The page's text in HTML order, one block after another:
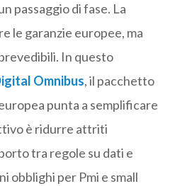
passaggio di fase. La
le garanzie europee, ma
In questo
Omnibus, il pacchetto
punta a semplificare
è ridurre attriti
tra regole su dati e
obblighi per Pmi e small